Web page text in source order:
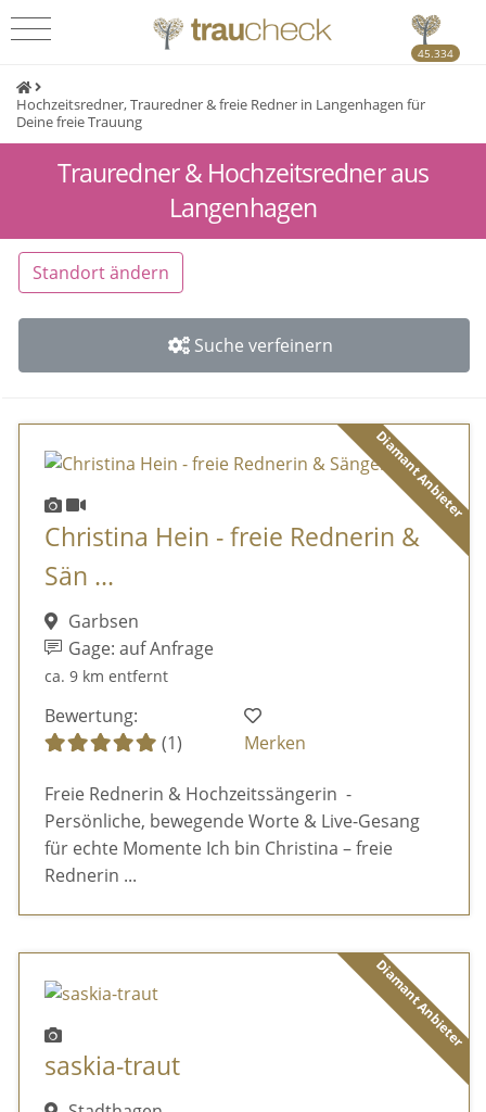
45.334
Hochzeitsredner, Trauredner & freie Redner in Langenhagen für
Deine freie Trauung
Trauredner & Hochzeitsredner aus
Langenhagen
Standort ändern
Suche verfeinern
Diamant Anbieter
Christina Hein - freie Rednerin &
Sän ...
Garbsen
Gage: auf Anfrage
ca. 9 km entfernt
Bewertung:
(1)
Merken
Freie Rednerin & Hochzeitssängerin -
Persönliche, bewegende Worte & Live-Gesang
für echte Momente Ich bin Christina – freie
Rednerin ...
Diamant Anbieter
saskia-traut